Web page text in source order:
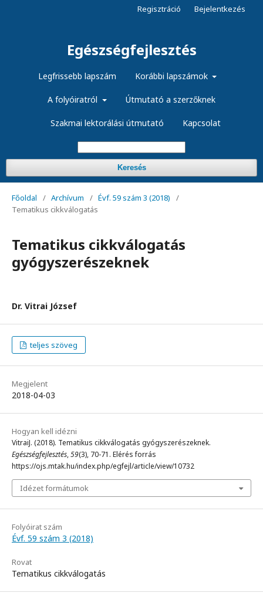
Egészségfejlesztés
Legfrissebb lapszám Korábbi lapszámok
A folyóiratról Útmutató a szerzőknek
Szakmai lektorálási útmutató Kapcsolat
Keresés
Regisztráció Bejelentkezés
Főoldal / Archívum / Évf. 59 szám 3 (2018)
/
Tematikus cikkválogatás
Tematikus cikkválogatás
gyógyszerészeknek
Dr. Vitrai József
teljes szöveg
Megjelent
2018-04-03
Hogyan kell idézni
VitraiJ. (2018). Tematikus cikkválogatás gyógyszerészeknek.
Egészségfejlesztés,59(3), 70-71. Elérés forrás
https://ojs.mtak.hu/index.php/egfejl/article/view/10732
Idézet formátumok
Folyóirat szám
Évf. 59 szám 3 (2018)
Rovat
Tematikus cikkválogatás